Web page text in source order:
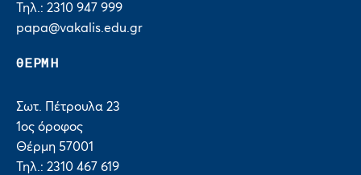
Τηλ.: 2310 947 999
papa@vakalis.edu.gr
ΘΕΡΜΗ
Σωτ. Πέτρουλα 23
1ος όροφος
Θέρμη 57001
Τηλ.: 2310 467 619